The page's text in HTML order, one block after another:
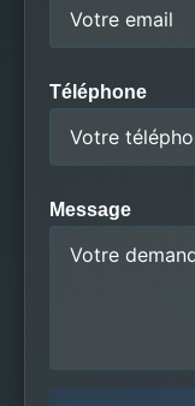
Téléphone
Message